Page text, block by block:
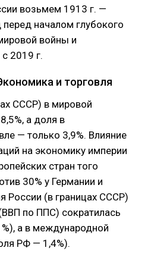
возьмем 1913 г. —
началом глубокого
войны и
2019 г.
и торговля
СССР) в мировой
а доля в
— только 3,9%. Влияние
на экономику империи
стран того
30% у Германии и
России (в границах СССР)
по ППС) сократилась
а в международной
РФ — 1,4%).